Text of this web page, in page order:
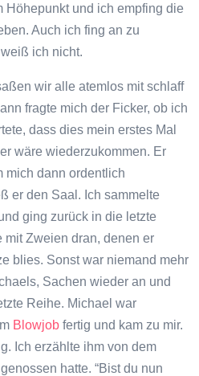
Höhepunkt und ich empfing die
Auch ich fing an zu
ich nicht.
wir alle atemlos mit schlaff
fragte mich der Ficker, ob ich
dass dies mein erstes Mal
wäre wiederzukommen. Er
mich dann ordentlich
er den Saal. Ich sammelte
ging zurück in die letzte
mit Zweien dran, denen er
blies. Sonst war niemand mehr
Sachen wieder an und
Reihe. Michael war
Blowjob fertig und kam zu mir.
Ich erzählte ihm von dem
hatte. “Bist du nun